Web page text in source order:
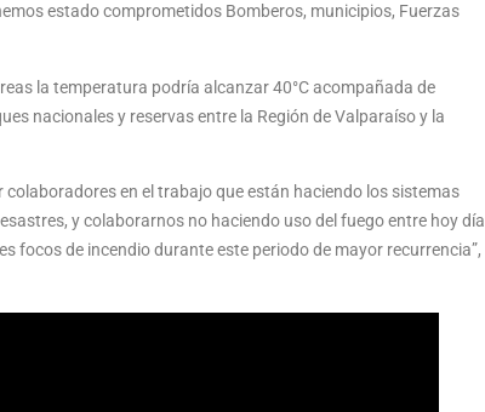
estado comprometidos Bomberos, municipios, Fuerzas
la temperatura podría alcanzar 40°C acompañada de
nacionales y reservas entre la Región de Valparaíso y la
en el trabajo que están haciendo los sistemas
y colaborarnos no haciendo uso del fuego entre hoy día
focos de incendio durante este periodo de mayor recurrencia”,